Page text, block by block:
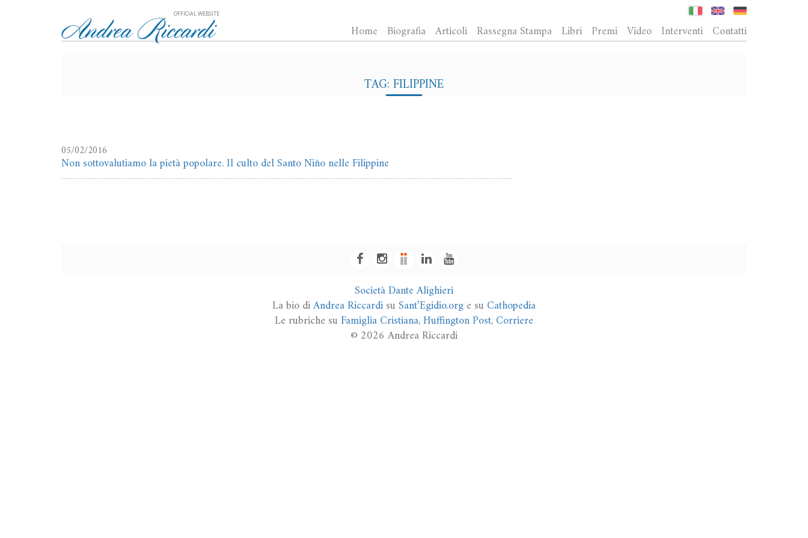
OFFICIAL WEBSITE
Home Biografia Articoli Rassegna Stampa Libri Premi Video Interventi Contatti
TAG: FILIPPINE
05/02/2016
Non sottovalutiamo la pietà popolare. Il culto del Santo Niño nelle Filippine
Società Dante Alighieri
La bio diAndrea RiccardisuSant’Egidio.orge su Cathopedia
Le rubriche suFamiglia Cristiana,Huffington Post,Corriere
© 2026 Andrea Riccardi